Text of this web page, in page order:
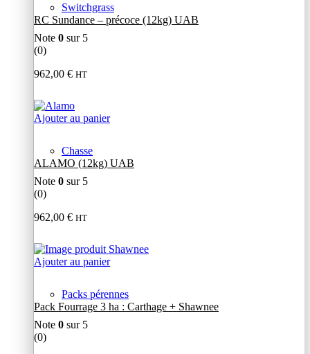
Switchgrass
RC Sundance – précoce (12kg) UAB
Note 0 sur 5
(0)
962,00 € HT
Ajouter au panier
Chasse
ALAMO (12kg) UAB
Note 0 sur 5
(0)
962,00 € HT
Ajouter au panier
Packs pérennes
Pack Fourrage 3 ha : Carthage + Shawnee
Note 0 sur 5
(0)